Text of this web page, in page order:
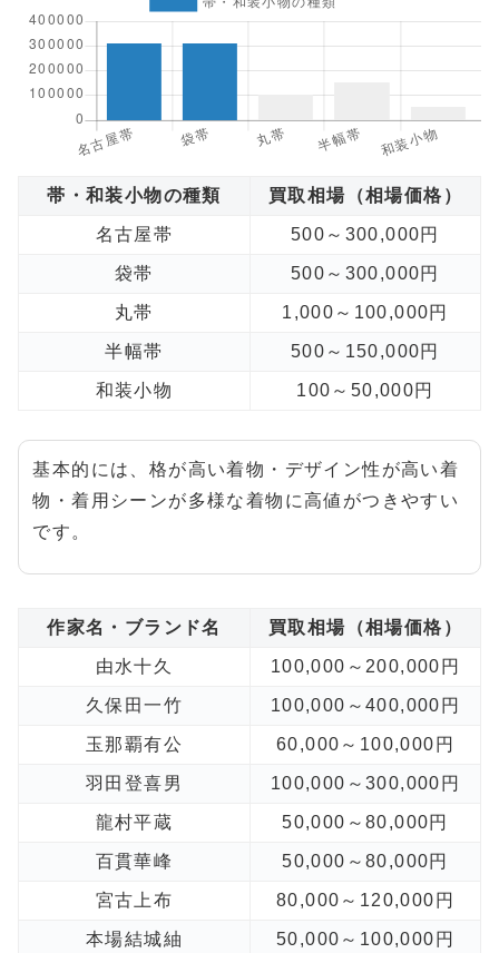
帯・和装小物の種類 買取相場（相場価格）
名古屋帯 500～300,000円
袋帯 500～300,000円
丸帯 1,000～100,000円
半幅帯 500～150,000円
和装小物 100～50,000円
基本的には、格が高い着物・デザイン性が高い着
物・着用シーンが多様な着物に高値がつきやすい
です。
作家名・ブランド名 買取相場（相場価格）
由水十久 100,000～200,000円
久保田一竹 100,000～400,000円
玉那覇有公 60,000～100,000円
羽田登喜男 100,000～300,000円
龍村平蔵 50,000～80,000円
百貫華峰 50,000～80,000円
宮古上布 80,000～120,000円
本場結城紬 50,000～100,000円